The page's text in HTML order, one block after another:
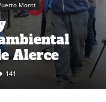
Montt
Alerce
141